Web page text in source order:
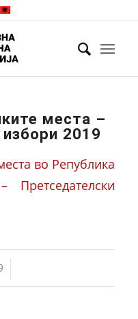
места –
2019
во Република
Претседателски